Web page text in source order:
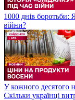
1000 днів боротьби:
війни?
У кожного десятого
Скільки українці